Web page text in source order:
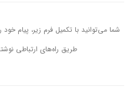
شما می‌توانید با تکمیل فرم زیر، پیام خود
طریق راه‌های ارتباطی